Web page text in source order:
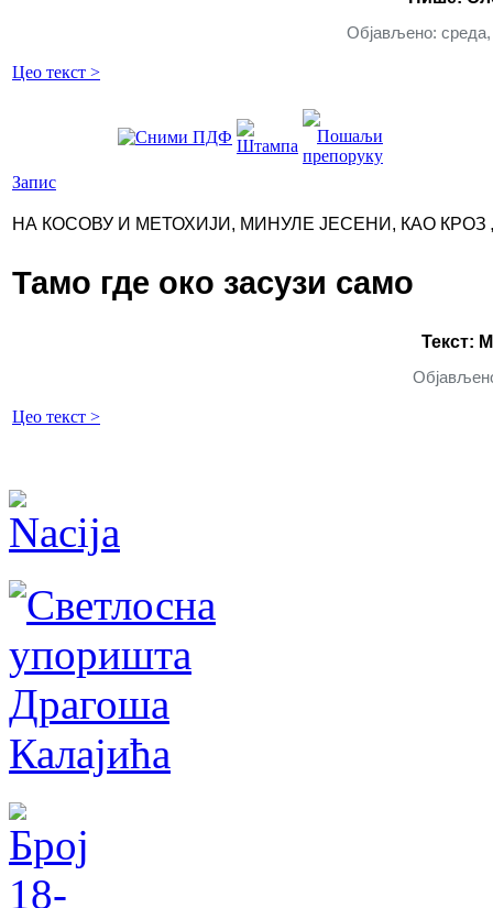
Објављено:
Цео текст >
Запис
НА КОСОВУ И МЕТОХИЈИ, МИНУЛЕ ЈЕСЕНИ, КАО КРОЗ
Тамо где око засузи само
Текст:
Цео текст >